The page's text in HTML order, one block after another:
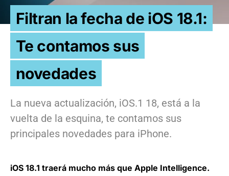
Filtran la fecha de iOS 18.1:
Te contamos sus
novedades
La nueva actualización, iOS.1 18, está a la
vuelta de la esquina, te contamos sus
principales novedades para iPhone.
iOS 18.1 traerá mucho más que Apple Intelligence.